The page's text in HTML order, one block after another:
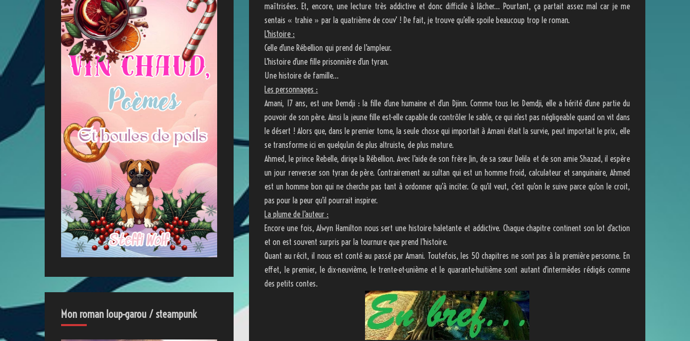
maîtrisées. Et, encore, une lecture très addictive et donc difficile à lâcher… Pourtant, ça partait assez mal car je me
sentais « trahie » par la quatrième de couv’ ! De fait, je trouve qu’elle spoile beaucoup trop le roman.
L’histoire :
Celle d’une Rébellion qui prend de l’ampleur.
L’histoire d’une fille prisonnière d’un tyran.
Une histoire de famille…
Les personnages :
Amani, 17 ans, est une Demdji : la fille d’une humaine et d’un Djinn. Comme tous les Demdji, elle a hérité d’une partie du
pouvoir de son père. Ainsi la jeune fille est-elle capable de contrôler le sable, ce qui n’est pas négligeable quand on vit dans
le désert ! Alors que, dans le premier tome, la seule chose qui importait à Amani était la survie, peut importait le prix, elle
se transforme ici en quelqu’un de plus altruiste, de plus mature.
Ahmed, le prince Rebelle, dirige la Rébellion. Avec l’aide de son frère Jin, de sa sœur Delila et de son amie Shazad, il espère
un jour renverser son tyran de père. Contrairement au sultan qui est un homme froid, calculateur et sanguinaire, Ahmed
est un homme bon qui ne cherche pas tant à ordonner qu’à inciter. Ce qu’il veut, c’est qu’on le suive parce qu’on le croit,
pas pour la peur qu’il pourrait inspirer.
La plume de l’auteur :
Encore une fois, Alwyn Hamilton nous sert une histoire haletante et addictive. Chaque chapitre continent son lot d’action
et on est souvent surpris par la tournure que prend l’histoire.
Quant au récit, il nous est conté au passé par Amani. Toutefois, les 50 chapitres ne sont pas à la première personne. En
effet, le premier, le dix-neuvième, le trente-et-unième et le quarante-huitième sont autant d’intermèdes rédigés comme
des petits contes.
Mon roman loup-garou / steampunk